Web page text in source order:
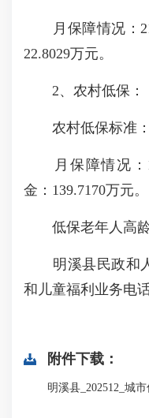
月保障情况：
22.8029万元。
2、农村低保：
农村低保标准：
月保障情况：
金：139.7170万元。
低保老年人高龄
明溪县民政和人
和儿童福利业务电
附件下载：
明溪县_202512_城